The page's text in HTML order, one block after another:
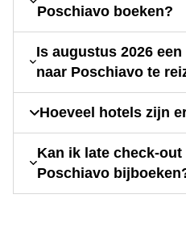
Poschiavo boeken?
Is augustus 2026
naar Poschiavo te
Hoeveel hotels zijn
Kan ik late check-
Poschiavo